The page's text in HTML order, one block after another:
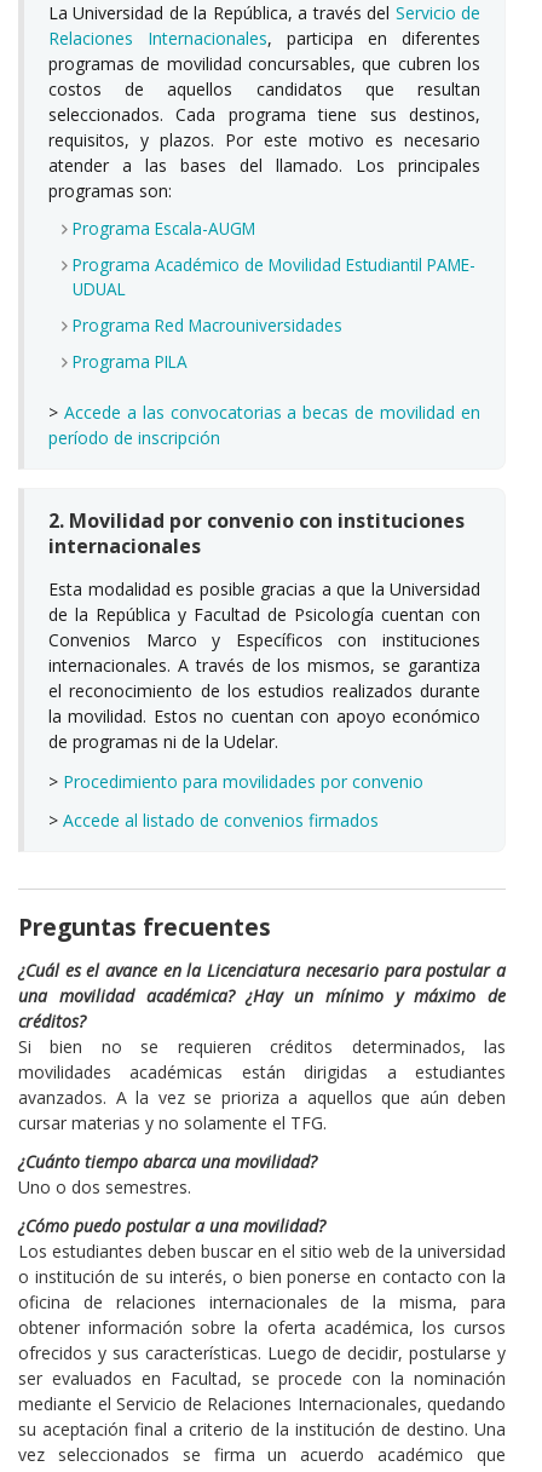
La Universidad de la República, a través del Servicio de
Relaciones Internacionales, participa en diferentes
programas de movilidad concursables, que cubren los
costos de aquellos candidatos que resultan
seleccionados. Cada programa tiene sus destinos,
requisitos, y plazos. Por este motivo es necesario
atender a las bases del llamado. Los principales
programas son:
Programa Escala-AUGM
Programa Académico de Movilidad Estudiantil PAME-
UDUAL
Programa Red Macrouniversidades
Programa PILA
> Accede a las convocatorias a becas de movilidad en
período de inscripción
2. Movilidad por convenio con instituciones
internacionales
Esta modalidad es posible gracias a que la Universidad
de la República y Facultad de Psicología cuentan con
Convenios Marco y Específicos con instituciones
internacionales. A través de los mismos, se garantiza
el reconocimiento de los estudios realizados durante
la movilidad. Estos no cuentan con apoyo económico
de programas ni de la Udelar.
> Procedimiento para movilidades por convenio
> Accede al listado de convenios firmados
Preguntas frecuentes
¿Cuál es el avance en la Licenciatura necesario para postular a
una movilidad académica? ¿Hay un mínimo y máximo de
créditos?
Si bien no se requieren créditos determinados, las
movilidades académicas están dirigidas a estudiantes
avanzados. A la vez se prioriza a aquellos que aún deben
cursar materias y no solamente el TFG.
¿Cuánto tiempo abarca una movilidad?
Uno o dos semestres.
¿Cómo puedo postular a una movilidad?
Los estudiantes deben buscar en el sitio web de la universidad
o institución de su interés, o bien ponerse en contacto con la
oficina de relaciones internacionales de la misma, para
obtener información sobre la oferta académica, los cursos
ofrecidos y sus características. Luego de decidir, postularse y
ser evaluados en Facultad, se procede con la nominación
mediante el Servicio de Relaciones Internacionales, quedando
su aceptación final a criterio de la institución de destino. Una
vez seleccionados se firma un acuerdo académico que